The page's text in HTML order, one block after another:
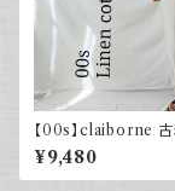
【00s】claiborne 古
コットンパンツ ツータ
¥9,480